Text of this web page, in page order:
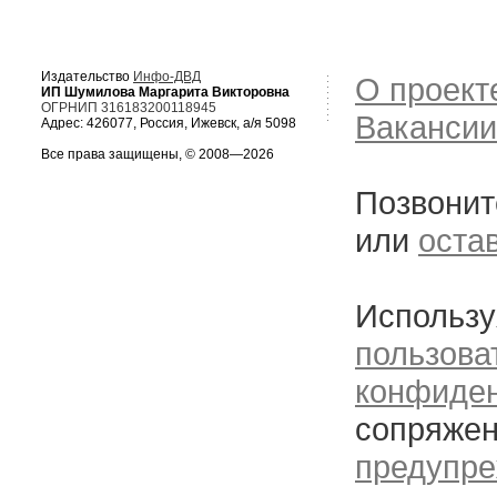
Издательство Инфо-ДВД
ИП Шумилова Маргарита Викторовна
ОГРНИП 316183200118945
Адрес: 426077, Россия, Ижевск, а/я 5098
Все права защищены, © 2008—2026
О
Вакансии
или